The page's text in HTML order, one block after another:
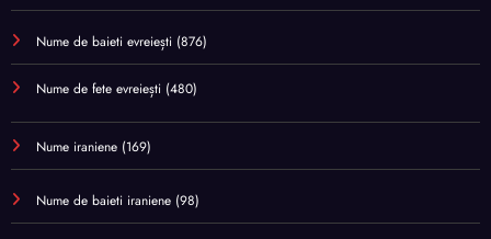
Nume de baieti evreiești (876)
Nume de fete evreiești (480)
Nume iraniene (169)
Nume de baieti iraniene (98)